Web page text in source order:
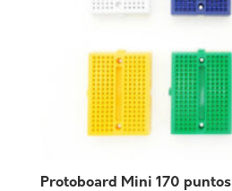
Protoboard Mini 170 puntos